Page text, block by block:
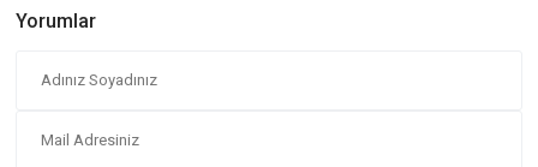
Yorumlar